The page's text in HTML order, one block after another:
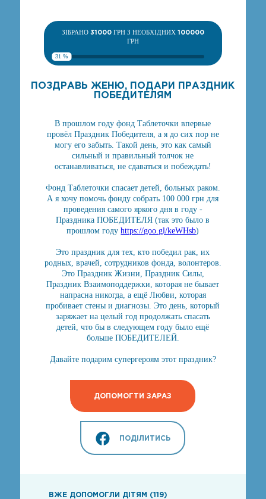
ЗІБРАНО 31000ГРН З НЕОБХІДНИХ 100000
ГРН
31 %
ПОЗДРАВЬ ЖЕНЮ, ПОДАРИ ПРАЗДНИК
ПОБЕДИТЕЛЯМ
В прошлом году фонд Таблеточки впервые
провёл Праздник Победителя, а я до сих пор не
могу его забыть. Такой день, это как самый
сильный и правильный толчок не
останавливаться, не сдаваться и побеждать!
Фонд Таблеточки спасает детей, больных раком.
А я хочу помочь фонду собрать 100 000 грн для
проведения самого яркого дня в году -
Праздника ПОБЕДИТЕЛЯ (так это было в
прошлом годуhttps://goo.gl/keWHsb)
Это праздник для тех, кто победил рак, их
родных, врачей, сотрудников фонда, волонтеров.
Это Праздник Жизни, Праздник Силы,
Праздник Взаимоподдержки, которая не бывает
напрасна никогда, а ещё Любви, которая
пробивает стены и диагнозы. Это день, который
заряжает на целый год продолжать спасать
детей, что бы в следующем году было ещё
больше ПОБЕДИТЕЛЕЙ.
Давайте подарим супергероям этот праздник?
ДОПОМОГТИ ЗАРАЗ
ПОДІЛИТИСЬ
ВЖЕ ДОПОМОГЛИ ДІТЯМ (119)